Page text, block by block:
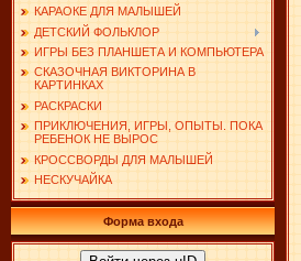
КАРАОКЕ ДЛЯ МАЛЫШЕЙ
ДЕТСКИЙ ФОЛЬКЛОР
ИГРЫ БЕЗ ПЛАНШЕТА И КОМПЬЮТЕРА
СКАЗОЧНАЯ ВИКТОРИНА В
КАРТИНКАХ
РАСКРАСКИ
ПРИКЛЮЧЕНИЯ, ИГРЫ, ОПЫТЫ. ПОКА
РЕБЕНОК НЕ ВЫРОС
КРОССВОРДЫ ДЛЯ МАЛЫШЕЙ
НЕСКУЧАЙКА
Форма входа